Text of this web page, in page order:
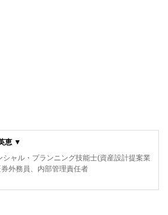
恵 ▼
シャル・プランニング技能士(資産設計提案業
外務員、内部管理責任者
年慶應義塾大学商学部卒業後、三菱UFJメ